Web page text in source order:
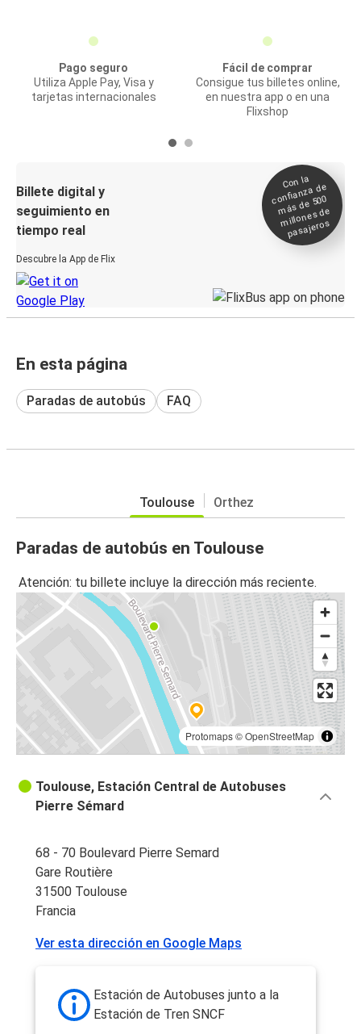
Pago seguro
Utiliza Apple Pay, Visa y
tarjetas internacionales
Fácil de comprar
Consigue tus billetes online,
en nuestra app o en una
Flixshop
Billete digital y
seguimiento en
tiempo real
Descubre la App de Flix
Con la
confianza de
más de 500
millones de
pasajeros
En esta página
Paradas de autobús FAQ
Toulouse Orthez
Paradas de autobús en Toulouse
Atención: tu billete incluye la dirección más reciente.
Protomaps©OpenStreetMap
Toulouse, Estación Central de Autobuses
Pierre Sémard
68 - 70 Boulevard Pierre Semard
Gare Routière
31500 Toulouse
Francia
Ver esta dirección en Google Maps
Estación de Autobuses junto a la
Estación de Tren SNCF